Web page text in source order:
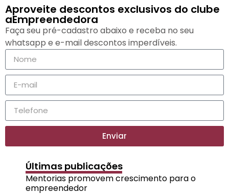
Aproveite descontos exclusivos do clube
aEmpreendedora
Faça seu pré-cadastro abaixo e receba no seu
whatsapp e e-mail descontos imperdíveis.
Enviar
Últimas publicações
Mentorias promovem crescimento para o
empreendedor